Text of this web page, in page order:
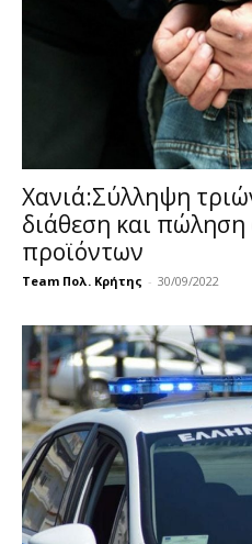
Χανιά:Σύλληψη
διάθεση και
προϊόντων
Team Πολ. Κρήτης - 30/09/2022